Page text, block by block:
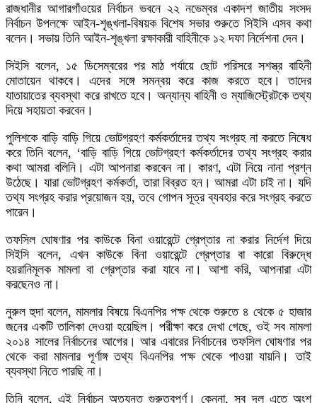
রাজধানীর আগারগাঁওয়ের নির্বাচন ভবনে ২২ নভেম্বর একাদশ জাতীয় সংসদ
নির্বাচন উপলক্ষে আইন-শৃঙ্খলা-বিষয়ক বিশেষ সভার শুরুতে সিইসি এসব কথা
বলেন। সভায় তিনি আইন-শৃঙ্খলা রক্ষাকারী বাহিনীকে ১২ দফা নির্দেশনা দেন।
সিইসি বলেন, ১৫ ডিসেম্বরের পর মাঠ পর্যায়ে ছোট পরিসরে সশস্ত্র বাহিনী
মোতায়েন থাকবে। এদের সঙ্গে সমন্বয় করে কাজ করতে হবে। তাদের
যাতায়াতের ব্যবস্থা করে রাখতে হবে। অন্যান্য বাহিনী ও ম্যাজিস্ট্রেটকে তথ্য
দিয়ে সহায়তা করবেন।
পুলিশকে বাড়ি বাড়ি গিয়ে ভোটগ্রহণ কর্মকর্তাদের তথ্য সংগ্রহ না করতে নিষেধ
করে তিনি বলেন, ‘বাড়ি বাড়ি গিয়ে ভোটগ্রহণ কর্মকর্তাদের তথ্য সংগ্রহ করার
কথা আমরা বলিনি। এটা আপনারা করবেন না। কারণ, এটা নিয়ে নানা প্রশ্ন
উঠেছে। যারা ভোটগ্রহণ কর্মকর্তা, তারা বিব্রত হন। আমরা এটা চাই না। যদি
তথ্য সংগ্রহ করার প্রয়োজন হয়, তবে গোপন সূত্র ব্যবহার করে সংগ্রহ করতে
পারেন।
তফসিল ঘোষণার পর কাউকে বিনা ওয়ারেন্টে গ্রেপ্তার না করার নির্দেশ দিয়ে
সিইসি বলেন, এখন কাউকে বিনা ওয়ারেন্টে গ্রেপ্তার বা কারো বিরুদ্ধে
হয়রানিমূলক মামলা বা গ্রেপ্তার করা যাবে না। আশা করি, আপনারা এটা
করছেনও না।
নুরুল হুদা বলেন, মামলার বিষয়ে বিএনপির পক্ষ থেকে শুরুতে ৪ থেকে ৫ হাজার
জনের একটি তালিকা দেওয়া হয়েছিল। পরীক্ষা করে দেখা গেছে, ওই সব মামলা
২০১৪ সালের নির্বাচনের আগের। আর এবারের নির্বাচনের তফসিল ঘোষণার পর
থেকে করা মামলার পূর্ণাঙ্গ তথ্য বিএনপির পক্ষ থেকে পাওয়া যায়নি। তাই
ব্যবস্থা নিতে পারছি না।
তিনি বলেন, এই নির্বাচন অত্যন্ত গুরুত্বপূর্ণ। কেননা, সব দল এতে অংশ